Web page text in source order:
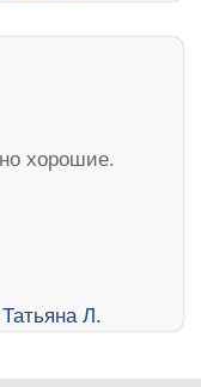
хорошие.